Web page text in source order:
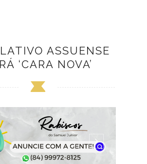
ASSUENSE
‘CARA NOVA’